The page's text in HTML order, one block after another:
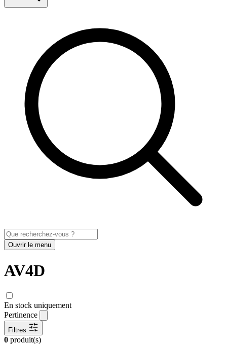
Ouvrir le menu
AV4D
En stock uniquement
Pertinence
Filtres
0 produit(s)